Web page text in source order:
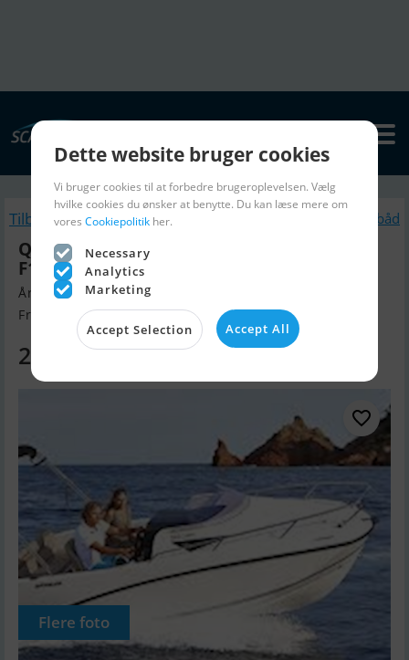
Tilbage Lignende Motorbåd
Quicksilver Activ 555 Cabin Med Mercury
F100 Efi Elpt (Masser af Ekstra Udstyr)
Årgang 2025, Motorbåd til salg
Frederikshavn, Danmark
259.990 DKK
Flere foto
Dette website bruger cookies
Vi bruger cookies til at forbedre brugeroplevelsen. Vælg
hvilke cookies du ønsker at benytte. Du kan læse mere om
vores Cookiepolitik her.
Necessary
Analytics
Marketing
Accept Selection Accept All